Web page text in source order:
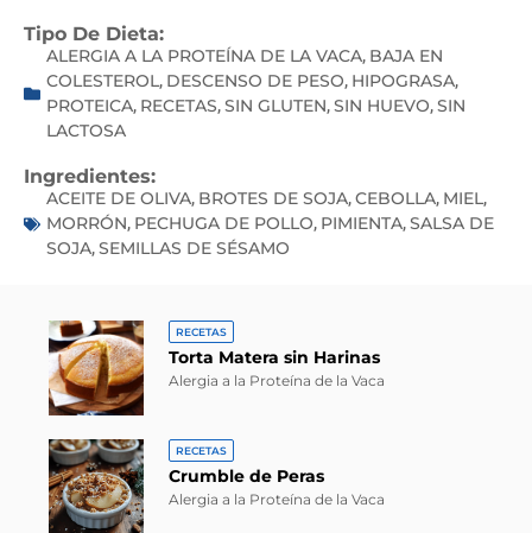
Tipo De Dieta:
ALERGIA A LA PROTEÍNA DE LA VACA, BAJA EN
COLESTEROL, DESCENSO DE PESO, HIPOGRASA,
PROTEICA, RECETAS,SIN GLUTEN,SIN HUEVO,SIN
LACTOSA
Ingredientes:
ACEITE DE OLIVA, BROTES DE SOJA,CEBOLLA, MIEL,
MORRÓN, PECHUGA DE POLLO, PIMIENTA,SALSA DE
SOJA,SEMILLAS DE SÉSAMO
RECETAS
Torta Matera sin Harinas
Alergia a la Proteína de la Vaca
RECETAS
Crumble de Peras
Alergia a la Proteína de la Vaca